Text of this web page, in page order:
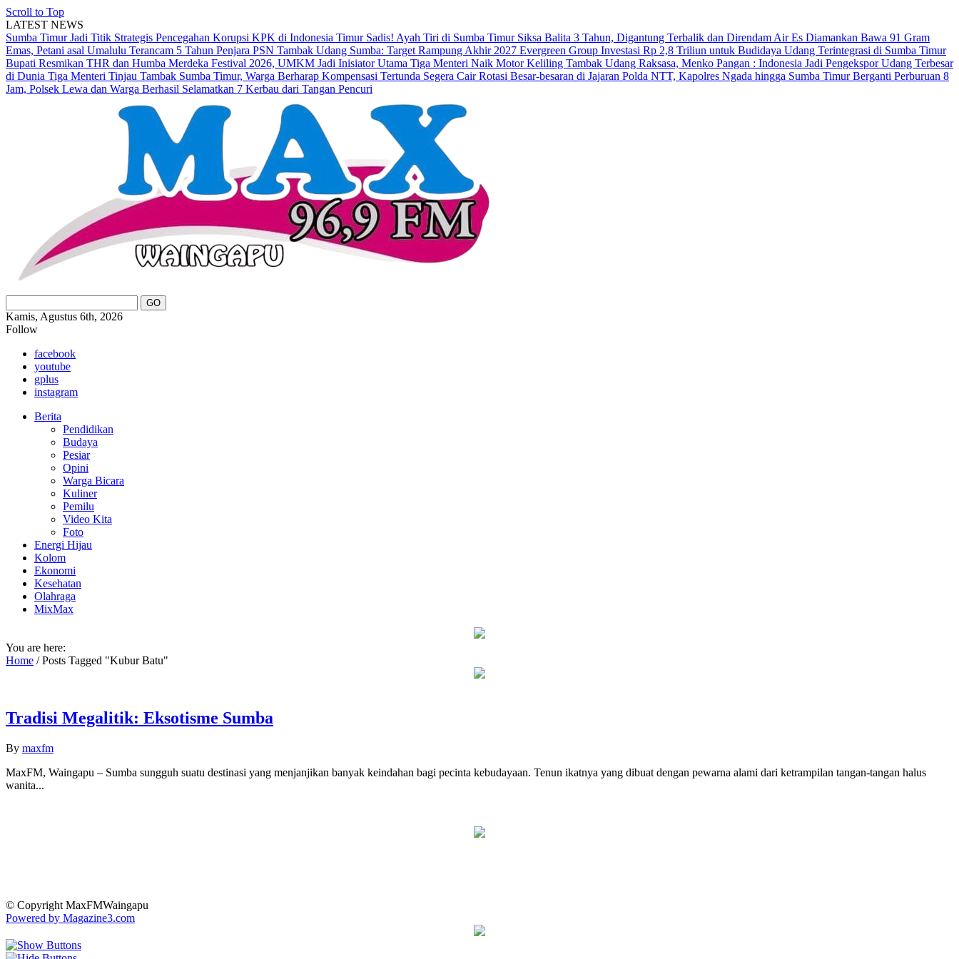
Scroll to Top
LATEST NEWS
Sumba Timur Jadi Titik Strategis Pencegahan Korupsi KPK di Indonesia Timur Sadis! Ayah Tiri di Sumba Timur Siksa Balita 3 Tahun, Digantung Terbalik dan Direndam Air Es Diamankan Bawa 91 Gram
Emas, Petani asal Umalulu Terancam 5 Tahun Penjara PSN Tambak Udang Sumba: Target Rampung Akhir 2027 Evergreen Group Investasi Rp 2,8 Triliun untuk Budidaya Udang Terintegrasi di Sumba Timur
Bupati Resmikan THR dan Humba Merdeka Festival 2026, UMKM Jadi Inisiator Utama Tiga Menteri Naik Motor Keliling Tambak Udang Raksasa, Menko Pangan : Indonesia Jadi Pengekspor Udang Terbesar
di Dunia Tiga Menteri Tinjau Tambak Sumba Timur, Warga Berharap Kompensasi Tertunda Segera CairRotasi Besar-besaran di Jajaran Polda NTT, Kapolres Ngada hingga Sumba Timur Berganti Perburuan 8
Jam, Polsek Lewa dan Warga Berhasil Selamatkan 7 Kerbau dari Tangan Pencuri
Kamis, Agustus 6th, 2026
Follow
facebook
youtube
gplus
instagram
Berita
Pendidikan
Budaya
Pesiar
Opini
Warga Bicara
Kuliner
Pemilu
Video Kita
Foto
Energi Hijau
Kolom
Ekonomi
Kesehatan
Olahraga
MixMax
You are here:
Home /Posts Tagged "Kubur Batu"
Tradisi Megalitik: Eksotisme Sumba
By maxfm
MaxFM, Waingapu – Sumba sungguh suatu destinasi yang menjanjikan banyak keindahan bagi pecinta kebudayaan. Tenun ikatnya yang dibuat dengan pewarna alami dari ketrampilan tangan-tangan halus
wanita...
© Copyright MaxFMWaingapu
Powered by Magazine3.com